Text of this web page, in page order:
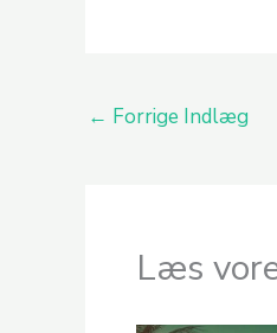
← Forrige Indlæg
Læs